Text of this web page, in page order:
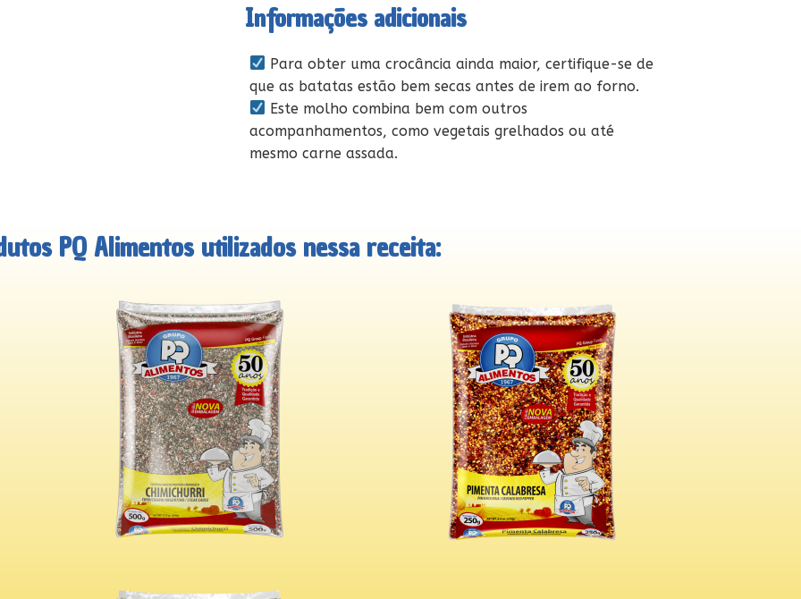
Informações adicionais
Para obter uma crocância ainda maior, certifique-se de
que as batatas estão bem secas antes de irem ao forno.
Este molho combina bem com outros
acompanhamentos, como vegetais grelhados ou até
mesmo carne assada.
PQ Alimentos utilizados nessa receita: